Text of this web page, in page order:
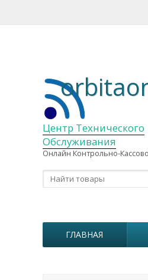
Центр Технического
Обслуживания
Онлайн Контрольно-
ГЛАВНАЯ